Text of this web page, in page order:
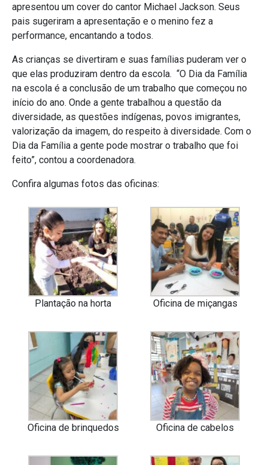
apresentou um cover do cantor Michael Jackson. Seus
pais sugeriram a apresentação e o menino fez a
performance, encantando a todos.
As crianças se divertiram e suas famílias puderam ver o
que elas produziram dentro da escola. “O Dia da Família
na escola é a conclusão de um trabalho que começou no
início do ano. Onde a gente trabalhou a questão da
diversidade, as questões indígenas, povos imigrantes,
valorização da imagem, do respeito à diversidade. Com o
Dia da Família a gente pode mostrar o trabalho que foi
feito”, contou a coordenadora.
Confira algumas fotos das oficinas:
Plantação na horta Oficina de miçangas
Oficina de brinquedos Oficina de cabelos